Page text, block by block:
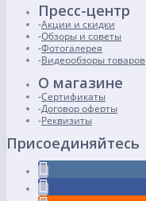
Пресс-центр
Акции и скидки
Обзоры и советы
Фотогалерея
Видеообзоры товаров
О магазине
Сертификаты
Договор оферты
Реквизиты
Присоединяйтесь